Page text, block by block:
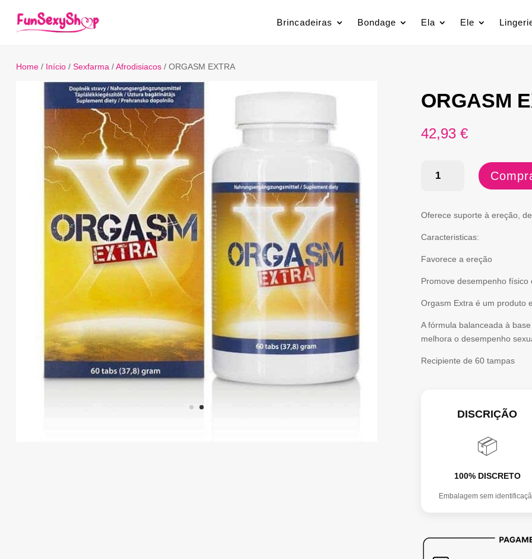
Brincadeiras Bondage Ela Ele
Home/ Início/ Sexfarma /Afrodisiacos/ ORGASM EXTRA
ORGASM
42,93 €
Oferece suporte à ereção,
Caracteristicas:
Favorece a ereção
Promove desempenho físico
Orgasm Extra é um produto
A fórmula balanceada à
melhora o desempenho
Recipiente de 60 tampas
DISCRIÇÃO
📦
100% DISCRETO
Embalagem sem